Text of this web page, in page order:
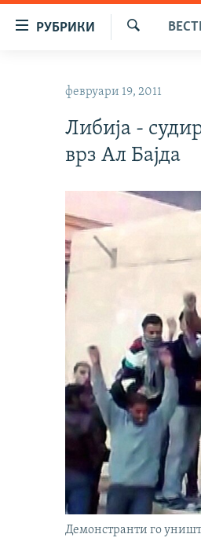
содржината
пребарување
РУБРИКИ
ВИЗУЕЛНО
ПРИЈАВИ СЕ ЗА ЊУЗЛЕТЕР
ПОДКАСТ ЗОШТО?
февруари 19, 2011
Либија -
врз Ал Бајда
Демонстранти го